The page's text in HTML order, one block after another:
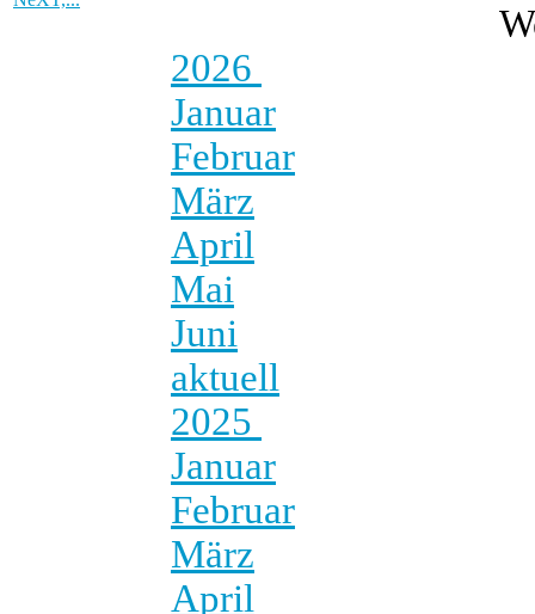
2026
Januar
Februar
März
April
Mai
Juni
aktuell
2025
Januar
Februar
März
April